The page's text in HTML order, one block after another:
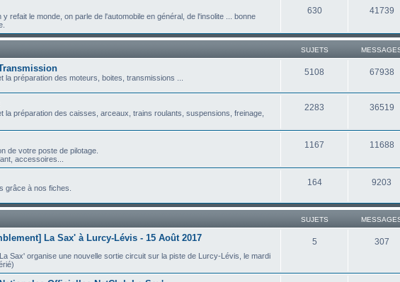
y refait le monde, on parle de l'automobile en général, de l'insolite ... bonne
630 41739
SUJETS
la préparation des moteurs, boites, transmissions ...
5108 67938
la préparation des caisses, arceaux, trains roulants, suspensions, freinage,
2283 36519
de votre poste de pilotage.
accessoires...
1167 11688
grâce à nos fiches.
164 9203
SUJETS
La Sax' à Lurcy-Lévis - 15 Août 2017
Sax' organise une nouvelle sortie circuit sur la piste de Lurcy-Lévis, le mardi
5 307